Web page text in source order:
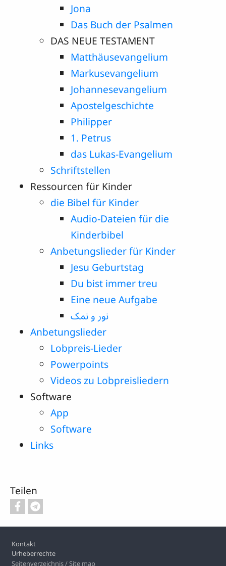
Jona
Das Buch der Psalmen
DAS NEUE TESTAMENT
Matthäusevangelium
Markusevangelium
Johannesevangelium
Apostelgeschichte
Philipper
1. Petrus
das Lukas-Evangelium
Schriftstellen
Ressourcen für Kinder
die Bibel für Kinder
Audio-Dateien für die
Kinderbibel
Anbetungslieder für Kinder
Jesu Geburtstag
Du bist immer treu
Eine neue Aufgabe
نور و نمک
Anbetungslieder
Lobpreis-Lieder
Powerpoints
Videos zu Lobpreisliedern
Software
App
Software
Links
Teilen
Footer
Kontakt
Urheberrechte
Seitenverzeichnis / Site map